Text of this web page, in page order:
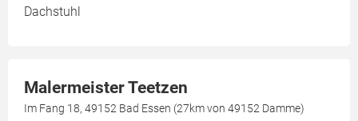
Dachstuhl
Malermeister Teetzen
Im Fang 18, 49152 Bad Essen (27km von 49152 Damme)